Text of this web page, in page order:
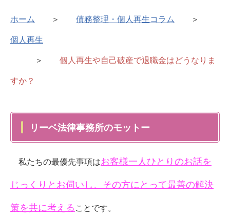
ホーム ＞ 債務整理・個人再生コラム ＞
個人再生
＞ 個人再生や自己破産で退職金はどうなりま
すか？
リーベ法律事務所のモットー
私たちの最優先事項はお客様一人ひとりのお話を
じっくりとお伺いし、その方にとって最善の解決
策を共に考える ことです。